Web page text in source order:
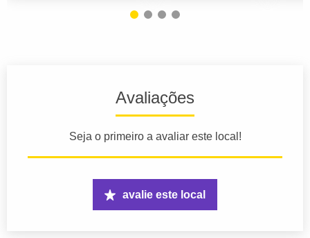
Avaliações
Seja o primeiro a avaliar este local!
avalie este local